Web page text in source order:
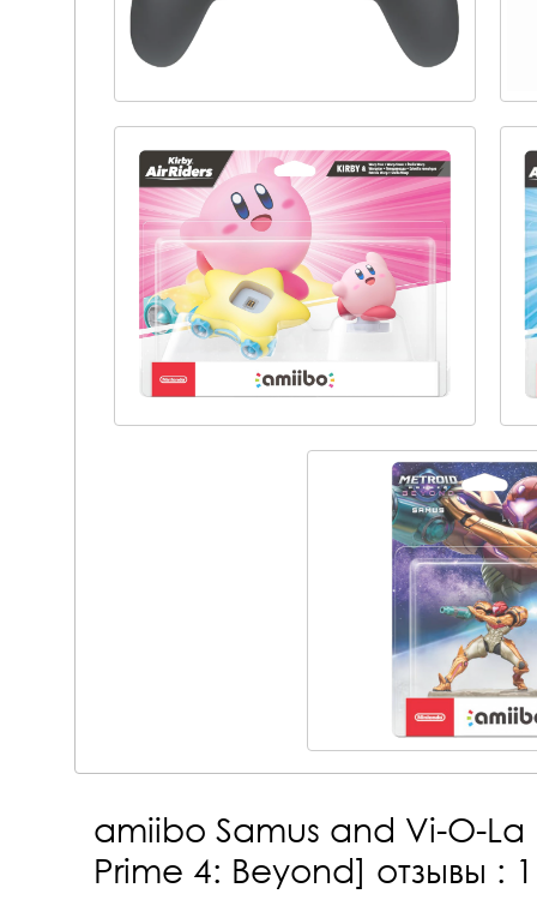
amiibo Samus and Vi-O-
Prime 4: Beyond] отзывы : 1